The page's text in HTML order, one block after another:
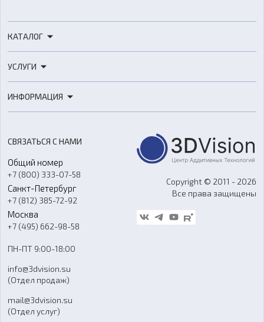
КАТАЛОГ
3D-сканеры
Расходные материалы
Оборудование и материалы для вакуумного литья
Аксессуары и прочее оборудование
Программное обеспечение
УСЛУГИ
3D-моделирование
Ремонт и услуги
ИНФОРМАЦИЯ
О компании
Контакты
Гос. закупки
Стать дилером
Блог
FAQ
СВЯЗАТЬСЯ С НАМИ
Общий номер
+7 (800) 333-07-58
Санкт-Петербург
+7 (812) 385-72-92
Москва
+7 (495) 662-98-58
ПН-ПТ 9:00-18:00
info@3dvision.su
(Отдел продаж)
mail@3dvision.su
(Отдел услуг)
Copyright © 2011 - 2026
Все права защищены